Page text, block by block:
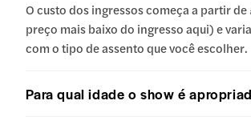
O custo dos ingressos começa a partir
preço mais baixo do ingresso aqui) e
com o tipo de assento que você escolher.
Para qual idade o show é